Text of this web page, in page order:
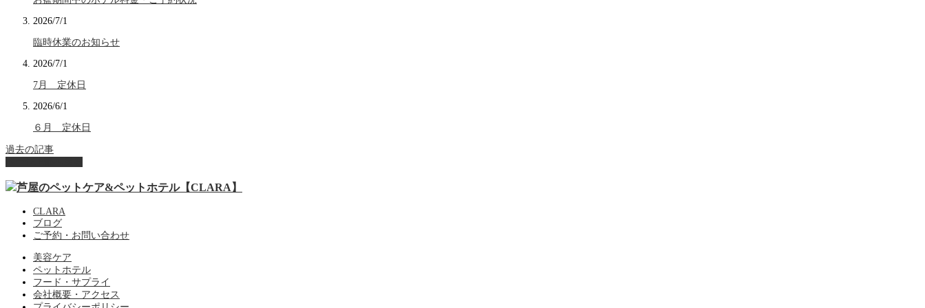
2026/7/1
臨時休業のお知らせ
2026/7/1
7月 定休日
2026/6/1
６月 定休日
過去の記事
CLARA
ブログ
ご予約・お問い合わせ
美容ケア
ペットホテル
フード・サプライ
会社概要・アクセス